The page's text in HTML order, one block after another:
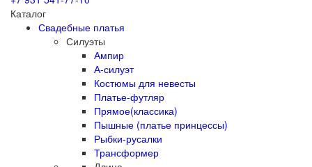
Каталог
Свадебные платья
Силуэты
Ампир
А-силуэт
Костюмы для невесты
Платье-футляр
Прямое(классика)
Пышные (платье принцессы)
Рыбки-русалки
Трансформер